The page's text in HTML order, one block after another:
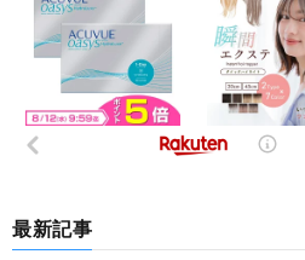
最新記事